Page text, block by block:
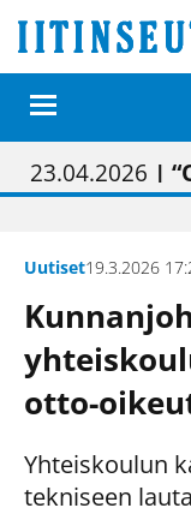
01.02.2026 |
05.02.2026 |
23.04.2026 |
09.05.2026|
Uutiset19.3.2026
otto-
Yhteiskoulun
tekniseen